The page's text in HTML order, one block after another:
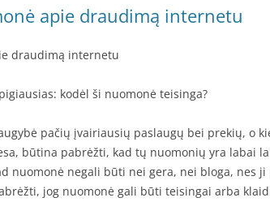
apie draudimą internetu
draudimą internetu
kodėl ši nuomonė teisinga?
pačių įvairiausių paslaugų bei prekių, o
būtina pabrėžti, kad tų nuomonių yra labai
nuomonė negali būti nei gera, nei bloga, nes
jog nuomonė gali būti teisingai arba